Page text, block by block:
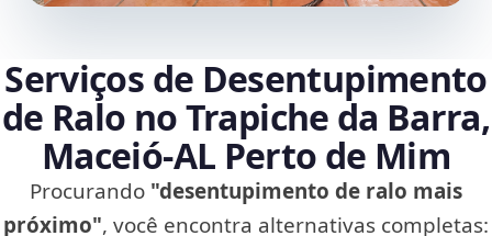
Serviços de Desentupimento
de Ralo no Trapiche da Barra,
Maceió‑AL Perto de Mim
Procurando "desentupimento de ralo mais
próximo", você encontra alternativas completas: